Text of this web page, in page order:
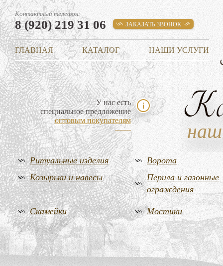
Контактный телефон:
8 (920) 219 31 06 ЗАКАЗАТЬ ЗВОНОК
ГЛАВНАЯ КАТАЛОГ НАШИ УСЛУГИ
У нас есть
специальное предложение
оптовым покупателям
Ритуальные изделия
Ворота
Козырьки и навесы
Перила и газонные
ограждения
Скамейки Мостики